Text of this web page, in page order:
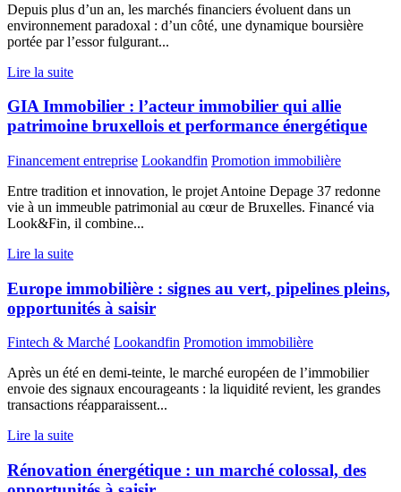
Depuis plus d’un an, les marchés financiers évoluent dans un
environnement paradoxal : d’un côté, une dynamique boursière
portée par l’essor fulgurant...
Lire la suite
GIA Immobilier : l’acteur immobilier qui allie
patrimoine bruxellois et performance énergétique
Financement entreprise Lookandfin Promotion immobilière
Entre tradition et innovation, le projet Antoine Depage 37 redonne
vie à un immeuble patrimonial au cœur de Bruxelles. Financé via
Look&Fin, il combine...
Lire la suite
Europe immobilière : signes au vert, pipelines pleins,
opportunités à saisir
Fintech & Marché Lookandfin Promotion immobilière
Après un été en demi-teinte, le marché européen de l’immobilier
envoie des signaux encourageants : la liquidité revient, les grandes
transactions réapparaissent...
Lire la suite
Rénovation énergétique : un marché colossal, des